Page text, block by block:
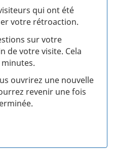
qui ont été
votre rétroaction.
sur votre
de votre visite. Cela
ouvrirez une nouvelle
revenir une fois